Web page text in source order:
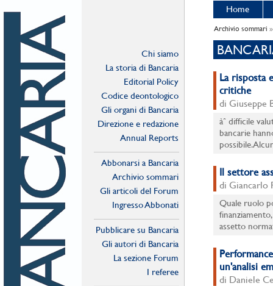
Chi siamo
La storia di Bancaria
Editorial Policy
Codice deontologico
Gli organi di Bancaria
Direzione e redazione
Annual Reports
Abbonarsi a Bancaria
Archivio sommari
Gli articoli del Forum
Ingresso Abbonati
Pubblicare su Bancaria
Gli autori di Bancaria
La sezione Forum
I referee
Home
Archivio sommari
La risposta
critiche
di Giuseppe
àˆ difficile
bancarie
possibile.
Il settore
di Giancarlo
Quale ruolo
assetto
un'analisi
di Daniele